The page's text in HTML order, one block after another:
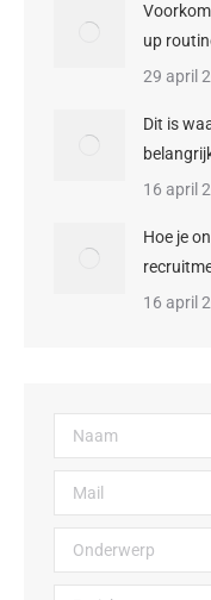
up
29 april
Dit is
16 april
Hoe je
16 april